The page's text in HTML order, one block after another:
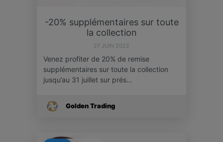
-20% supplémentaires sur toute
la collection
27 JUIN 2022
Venez profiter de 20% de remise
supplémentaires sur toute la collection
jusqu’au 31 juillet sur prés…
Golden Trading